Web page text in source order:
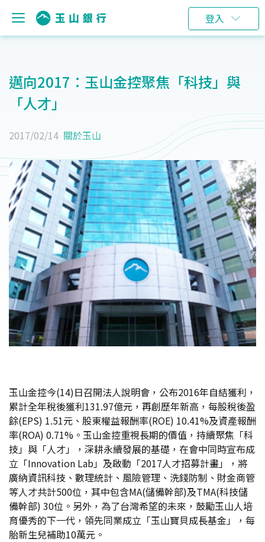
登入
邁向2017：玉山金控聚焦「科技」與
「人才」
2017/02/14 關於玉山
玉山金控今(14)日召開法人說明會，公布2016年自結獲利，
累計全年稅後獲利131.97億元，再創歷年新高，每股稅後盈
餘(EPS) 1.51元、股東權益報酬率(ROE) 10.41%及資產報酬
率(ROA) 0.71%。玉山金控重視長期的價值，持續聚焦「科
技」與「人才」，深耕永續發展的基礎，在會中同時宣布成
立「Innovation Lab」及啟動「2017人才招募計畫」，將
廣納資訊科技、數理統計、風險管理、洗錢防制、財金商管
等人才共計500位，其中包含MA(儲備幹部)及TMA(科技儲
備幹部) 30位。另外，為了台灣希望的未來，鼓勵玉山人培
育優秀的下一代，領先同業成立「玉山寶貝成長基金」，每
胎新生兒補助10萬元。